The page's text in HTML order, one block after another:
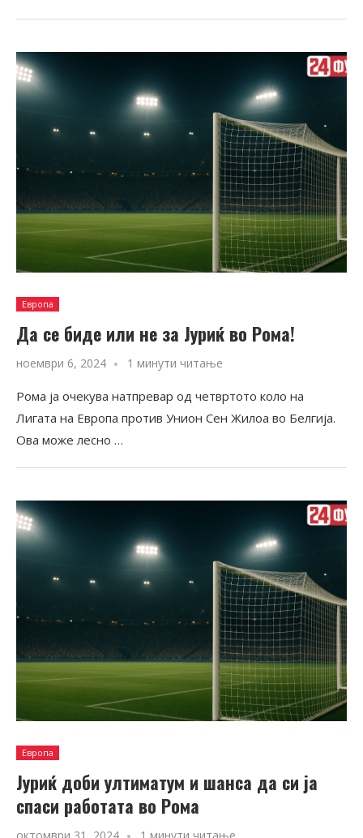
Европа
Да се биде или не за Јуриќ во Рома!
ноември 6, 2024 1 минути читање
Рома ја очекува натпревар од четвртото коло на
Лигата на Европа против Унион Сен Жилоа во Белгија.
Ова може лесно …
Европа
Јуриќ доби ултиматум и шанса да си ја
спаси работата во Рома